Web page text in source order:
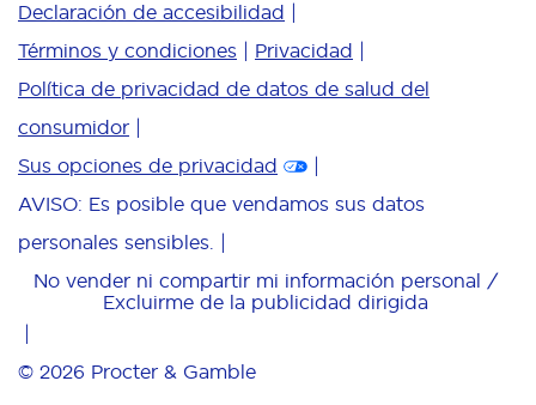
Declaración de accesibilidad
Términos y condiciones
Privacidad
Política de privacidad de datos de salud del
consumidor
Sus opciones de privacidad
AVISO: Es posible que vendamos sus datos
personales sensibles.
No vender ni compartir mi información personal /
Excluirme de la publicidad dirigida
© 2026 Procter & Gamble